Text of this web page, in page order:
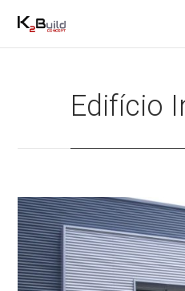
Edifício